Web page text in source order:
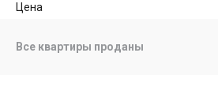
Цена
Все квартиры проданы